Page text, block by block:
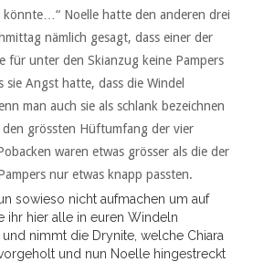
könnte…“ Noelle hatte den anderen drei
nämlich gesagt, dass einer der
für unter den Skianzug keine Pampers
sie Angst hatte, dass die Windel
man auch sie als schlank bezeichnen
grössten Hüftumfang der vier
waren etwas grösser als die der
nur etwas knapp passten.
sowieso nicht aufmachen um auf
ihr hier alle in euren Windeln
nimmt die Drynite, welche Chiara
und nun Noelle hingestreckt